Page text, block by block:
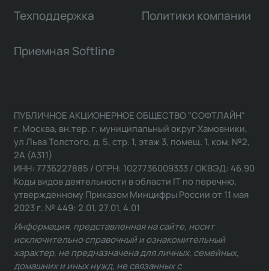
Техподдержка Политики компании
Приемная Softline
ПУБЛИЧНОЕ АКЦИОНЕРНОЕ ОБЩЕСТВО "СОФТЛАЙН"
г. Москва, вн.тер. г. муниципальный округ Хамовники,
ул Льва Толстого, д. 5, стр. 1, этаж 3, помещ. 1, ком. №2,
2А (А311)
ИНН: 7736227885 / ОГРН: 1027736009333 / ОКВЭД: 46.90
Коды видов деятельности в области IT по перечню,
утвержденному Приказом Минцифры России от 11 мая
2023 г. № 449: 2.01, 27.01, 4.01
Информация, представленная на сайте, носит
исключительно справочный и ознакомительный
характер, не предназначена для личных, семейных,
домашних и иных нужд, не связанных с